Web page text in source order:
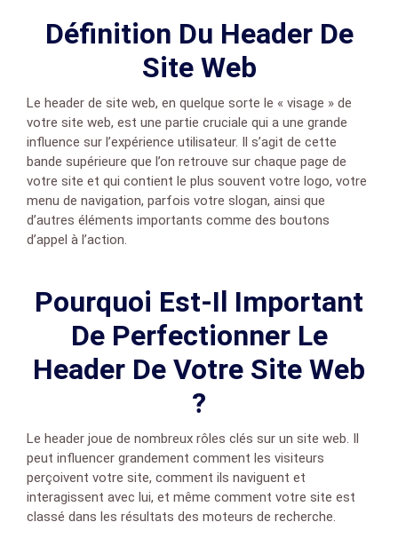
Définition Du Header De
Site Web
Le header de site web, en quelque sorte le « visage » de
votre site web, est une partie cruciale qui a une grande
influence sur l’expérience utilisateur. Il s’agit de cette
bande supérieure que l’on retrouve sur chaque page de
votre site et qui contient le plus souvent votre logo, votre
menu de navigation, parfois votre slogan, ainsi que
d’autres éléments importants comme des boutons
d’appel à l’action.
Pourquoi Est-Il Important
De Perfectionner Le
Header De Votre Site Web
?
Le header joue de nombreux rôles clés sur un site web. Il
peut influencer grandement comment les visiteurs
perçoivent votre site, comment ils naviguent et
interagissent avec lui, et même comment votre site est
classé dans les résultats des moteurs de recherche.